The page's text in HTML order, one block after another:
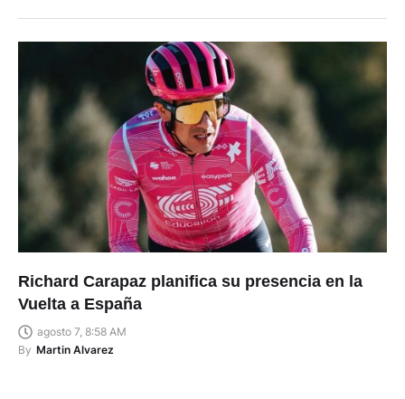
Richard Carapaz planifica su presencia en la
Vuelta a España
agosto 7, 8:58 AM
By Martin Alvarez